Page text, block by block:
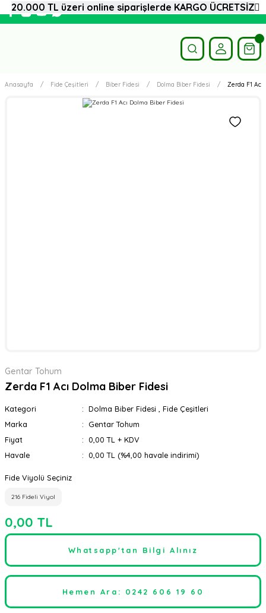
Anasayfa Fide Çeşitleri Biber Fidesi Dolma Biber Fidesi Zerda F1
Gentar Tohum
Zerda F1 Acı Dolma Biber Fidesi
Kategori Dolma Biber Fidesi
Fide Çeşitleri
Marka
Gentar Tohum
Fiyat
0,00 TL + KDV
Havale
0,00 TL (%4,00 havale indirimi)
Fide Viyolü Seçiniz
216 Fideli Viyol
0,00 TL
Whatsapp'tan Bilgi Alınız
Hemen Ara: 0242 606 19 60
20.000 TL üzeri online siparişlerde KARGO ÜCRETSİZ